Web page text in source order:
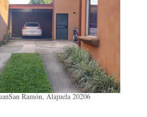
San Ramón, Alajuela 20206